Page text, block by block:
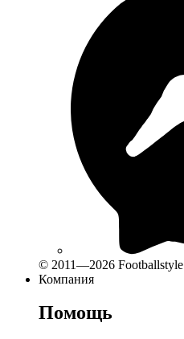
© 2011—2026 Footballstyle
Компания
Помощь